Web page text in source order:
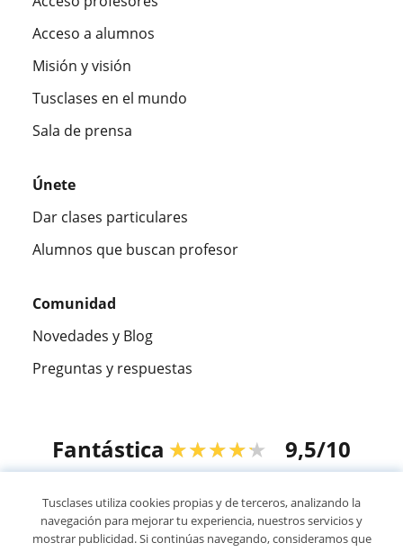
Acceso a alumnos
Misión y visión
Tusclases en el mundo
Sala de prensa
Únete
Dar clases particulares
Alumnos que buscan profesor
Comunidad
Novedades y Blog
Preguntas y respuestas
Fantástica ★★★★★ 9,5/10
© 2007 - 2026 Tusclases.com.uy
Tusclases utiliza cookies propias y de terceros, analizando la
navegación para mejorar tu experiencia, nuestros servicios y
mostrar publicidad. Si continúas navegando, consideramos que